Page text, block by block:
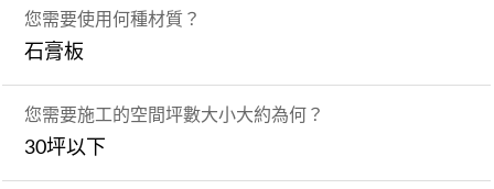
您需要使用何種材質？
石膏板
您需要施工的空間坪數大小大約為何？
30坪以下